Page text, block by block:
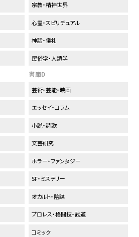
宗教・精神世界
心霊・スピリチュアル
神話・儀礼
民俗学・人類学
書庫D
芸術・芸能・映画
エッセイ・コラム
小説・詩歌
文芸研究
ホラー・ファンタジー
SF・ミステリー
オカルト・陰謀
プロレス・格闘技・武道
コミック